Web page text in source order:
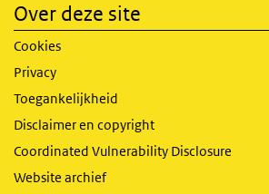
Over deze site
Cookies
Privacy
Toegankelijkheid
Disclaimer en copyright
Coordinated Vulnerability Disclosure
Website archief